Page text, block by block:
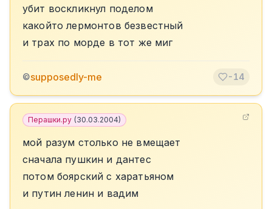
убит воскликнул поделом
какойто лермонтов безвестный
и трах по морде в тот же миг
©supposedly-me -14
Перашки.ру (30.03.2004)
мой разум столько не вмещает
сначала пушкин и дантес
потом боярский с харатьяном
и путин ленин и вадим